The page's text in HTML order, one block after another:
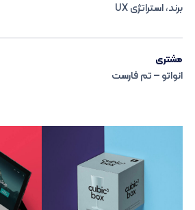
برند، استراتژی UX
مشتری
انواتو – تم فارست